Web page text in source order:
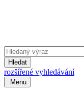
Hledat
rozšířené vyhledávání
Menu